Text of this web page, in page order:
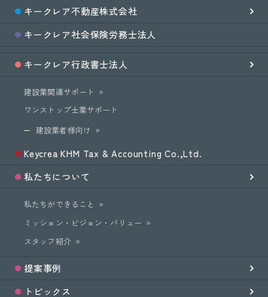
キークレア不動産株式会社
キークレア社会保険労務士法人
キークレア行政書士法人
建設業関連サポート
ワンストップ士業サポート
建設業者様向け
Keycrea KHM Tax & Accounting Co.,Ltd.
私たちについて
私たちができること
ミッション・ビジョン・バリュー
スタッフ紹介
提案事例
トピックス